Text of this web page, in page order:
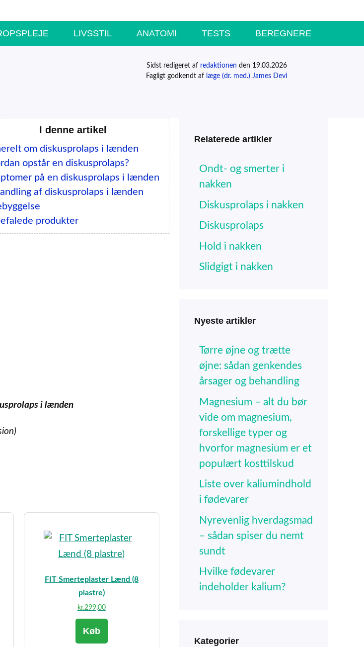
LIVSSTIL ANATOMI TESTS BEREGNERE
Sidst redigeret af redaktionen den 19.03.2026
Fagligt godkendt af læge (dr. med.) James Devi
I denne artikel
om diskusprolaps i lænden
opstår en diskusprolaps?
på en diskusprolaps i lænden
af diskusprolaps i lænden
produkter
i lænden
FIT Smerteplaster Lænd (8
plastre)
kr.299,00
Køb
Relaterede artikler
Ondt- og smerter i
nakken
Diskusprolaps i nakken
Diskusprolaps
Hold i nakken
Slidgigt i nakken
Nyeste artikler
Tørre øjne og trætte
øjne: sådan genkendes
årsager og behandling
Magnesium – alt du bør
vide om magnesium,
forskellige typer og
hvorfor magnesium er et
populært kosttilskud
Liste over kaliumindhold
i fødevarer
Nyrevenlig hverdagsmad
– sådan spiser du nemt
sundt
Hvilke fødevarer
indeholder kalium?
Kategorier